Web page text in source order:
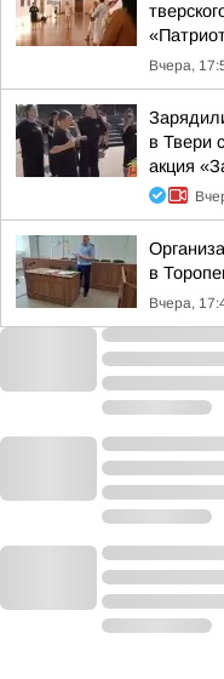
Вчера,
в Твери
акция
в
Вчера,